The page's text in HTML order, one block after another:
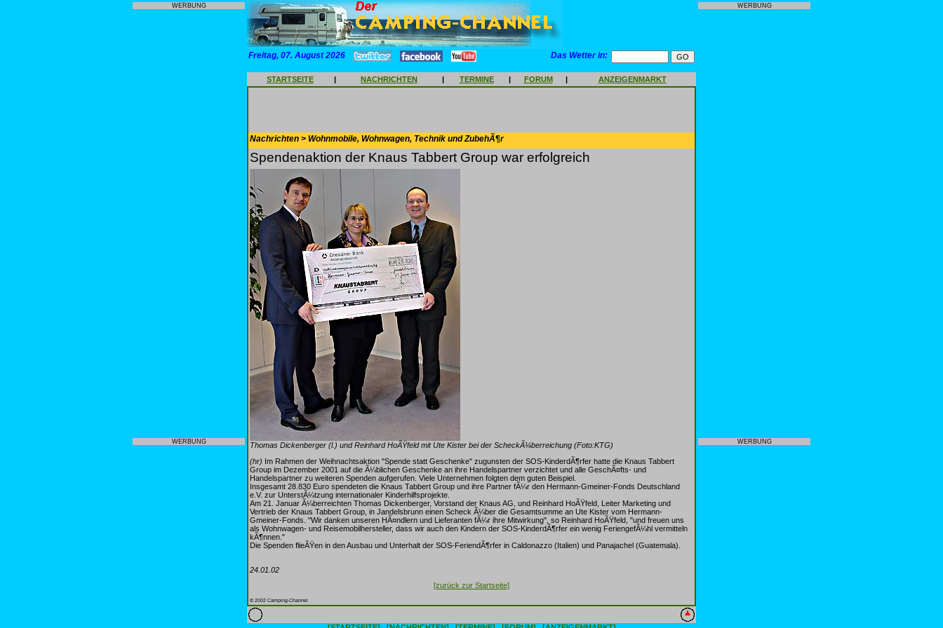
WERBUNG
WERBUNG
Freitag, 07. August 2026 Das Wetter in:
STARTSEITE | NACHRICHTEN | TERMINE | FORUM | ANZEIGENMARKT
Nachrichten > Wohnmobile, Wohnwagen, Technik und ZubehÃ¶r
Spendenaktion der Knaus Tabbert Group war erfolgreich
Thomas Dickenberger (l.) und Reinhard HoÃŸfeld mit Ute Kister bei der ScheckÃ¼berreichung (Foto:KTG)
(hr) Im Rahmen der Weihnachtsaktion "Spende statt Geschenke" zugunsten der SOS-KinderdÃ¶rfer hatte die Knaus Tabbert
Group im Dezember 2001 auf die Ã¼blichen Geschenke an ihre Handelspartner verzichtet und alle GeschÃ¤fts- und
Handelspartner zu weiteren Spenden aufgerufen. Viele Unternehmen folgten dem guten Beispiel.
Insgesamt 28.830 Euro spendeten die Knaus Tabbert Group und ihre Partner fÃ¼r den Hermann-Gmeiner-Fonds Deutschland
e.V. zur UnterstÃ¼tzung internationaler Kinderhilfsprojekte.
Am 21. Januar Ã¼berreichten Thomas Dickenberger, Vorstand der Knaus AG, und Reinhard HoÃŸfeld, Leiter Marketing und
Vertrieb der Knaus Tabbert Group, in Jandelsbrunn einen Scheck Ã¼ber die Gesamtsumme an Ute Kister vom Hermann-
Gmeiner-Fonds. "Wir danken unseren HÃ¤ndlern und Lieferanten fÃ¼r ihre Mitwirkung", so Reinhard HoÃŸfeld, "und freuen uns
als Wohnwagen- und Reisemobilhersteller, dass wir auch den Kindern der SOS-KinderdÃ¶rfer ein wenig FeriengefÃ¼hl vermitteln
kÃ¶nnen."
Die Spenden flieÃŸen in den Ausbau und Unterhalt der SOS-FeriendÃ¶rfer in Caldonazzo (Italien) und Panajachel (Guatemala).
24.01.02
[zurück zur Startseite]
© 2002 Camping-Channel
WERBUNG
WERBUNG